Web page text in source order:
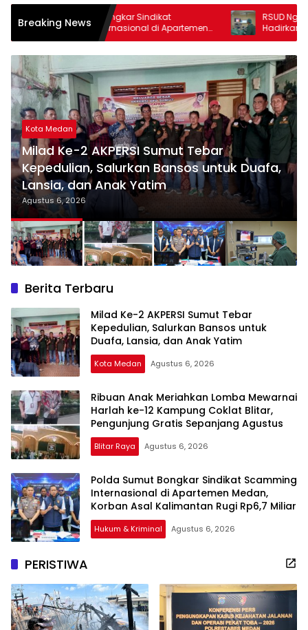
Breaking News
di Apartemen
Rugi
RSUD Ngudi Waluyo Wlingi Blitar
Hadirkan Operasi Batu Ginjal Tanpa
Sayatan Besar dengan Teknologi
Kota Medan
Milad Ke-2 AKPERSI Sumut Tebar
Kepedulian, Salurkan Bansos untuk Duafa,
Lansia, dan Anak Yatim
Agustus 6, 2026
Berita Terbaru
Milad Ke-2 AKPERSI Sumut Tebar
Kepedulian, Salurkan Bansos untuk
Duafa, Lansia, dan Anak Yatim
Kota Medan Agustus 6, 2026
Ribuan Anak Meriahkan Lomba Mewarnai
Harlah ke-12 Kampung Coklat Blitar,
Pengunjung Gratis Sepanjang Agustus
Blitar Raya Agustus 6, 2026
Polda Sumut Bongkar Sindikat Scamming
Internasional di Apartemen Medan,
Korban Asal Kalimantan Rugi Rp6,7 Miliar
Hukum & Kriminal Agustus 6, 2026
Teritorial24
PERISTIWA